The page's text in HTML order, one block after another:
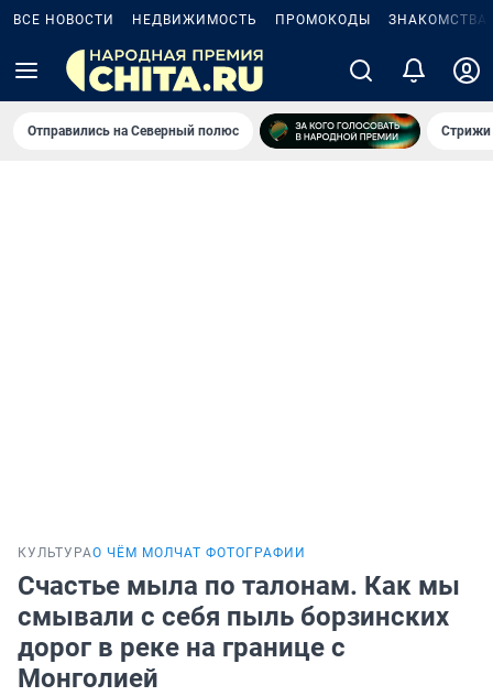
ВСЕ НОВОСТИ НЕДВИЖИМОСТЬ ПРОМОКОДЫ ЗНАКОМСТВА
Отправились на Северный полюс Стрижи
КУЛЬТУРАО ЧЁМ МОЛЧАТ ФОТОГРАФИИ
Счастье мыла по талонам. Как мы
смывали с себя пыль борзинских
дорог в реке на границе с
Монголией